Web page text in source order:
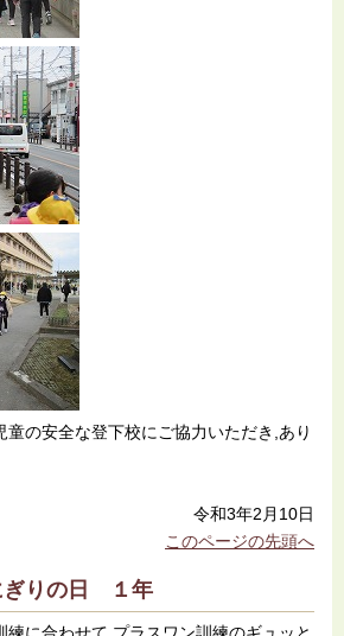
童の安全な登下校にご協力いただき,あり
令和3年2月10日
このページの先頭へ
ぎりの日 １年